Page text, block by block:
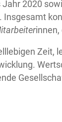
2020
Insgesamt
innen,
Zeit,